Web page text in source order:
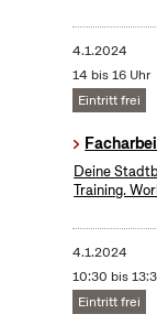
4.1.2024
14 bis 16 Uhr
Eintritt frei
Deine
Training.
4.1.2024
10:30 bis
Eintritt frei